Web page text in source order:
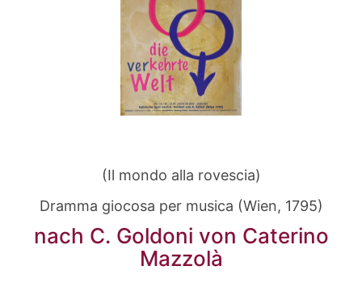
(Il mondo alla rovescia)
Dramma giocosa per musica (Wien, 1795)
nach C. Goldoni von Caterino
Mazzolà